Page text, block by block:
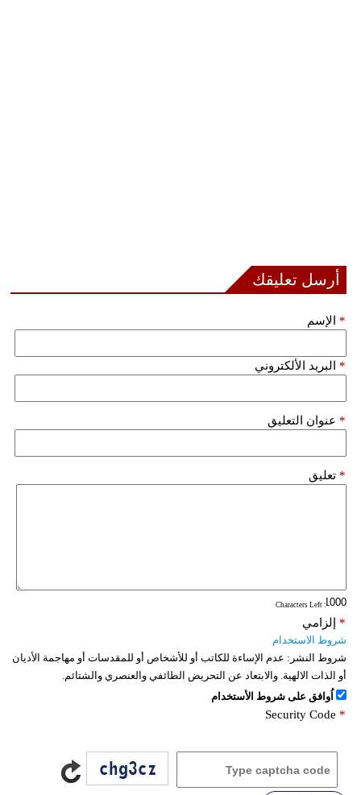
سيارات
أرسل تعليقك
الإسم *
البريد الألكتروني *
عنوان التعليق *
تعليق *
: Characters Left
إلزامي *
شروط الاستخدام
شروط النشر: عدم الإساءة للكاتب أو للأشخاص أو للمقدسات أو مهاجمة الأديان
أو الذات الالهية. والابتعاد عن التحريض الطائفي والعنصري والشتائم.
اُوافق على شروط الأستخدام
Security Code *